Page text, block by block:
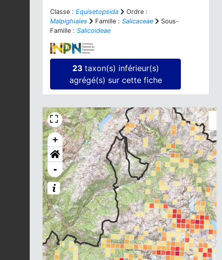
Classe : Equisetopsida
Ordre :
Malpighiales
Famille : Salicaceae
Sous-
Famille : Salicoideae
23 taxon(s) inférieur(s)
agrégé(s) sur cette fiche
+
-